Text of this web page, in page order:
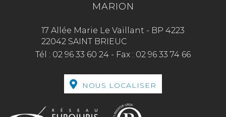
MARION
17 Allée Marie Le Vaillant - BP 4223
22042 SAINT BRIEUC
Tél : 02 96 33 60 24 - Fax : 02 96 33 74 66
NOUS LOCALISER